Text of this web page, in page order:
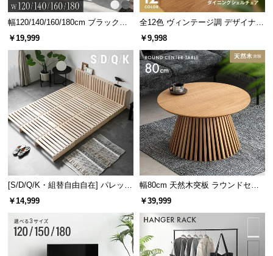
幅120/140/160/180cm ブラックフ
レーム ダイニング 大理石調 4人掛
￥19,999
全12色 ヴィンテージ調 デザイナー
ズシェルチェア
￥9,998
[S/D/Q/K・組替自由自在] パレット
ベッド 8/12/16枚セット
￥14,999
幅80cm 天然木突板 ラウンドセン
ターテーブル 美しい格子デザイン
￥39,999